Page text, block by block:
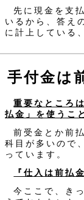
先に現金を支
いるから、答え
に計上している
手付金は
重要なところ
払金」を使うこ
前受金とか前
科目が多いので
っています。
『仕入は前払
今ここで、き